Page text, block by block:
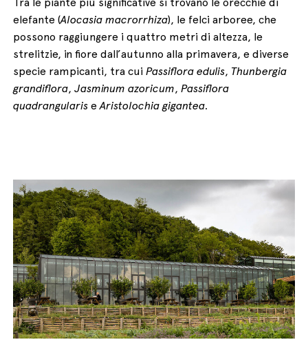
elefante (Alocasia macrorrhiza), le felci arboree, che
possono raggiungere i quattro metri di altezza, le
strelitzie, in fiore dall’autunno alla primavera, e diverse
specie rampicanti, tra cuiPassiflora edulis, Thunbergia
grandiflora,Jasminum azoricum,Passiflora
quadrangulariseAristolochia gigantea.